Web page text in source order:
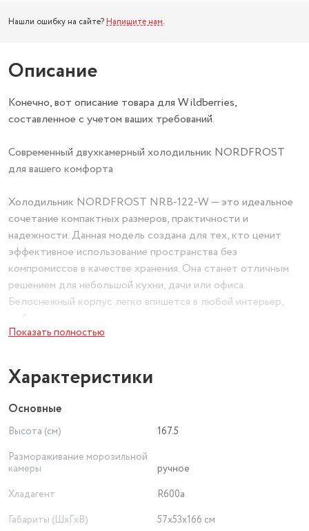
Нашли ошибку на сайте? Напишите нам.
Описание
Конечно, вот описание товара для Wildberries,
составленное с учетом ваших требований.
Современный двухкамерный холодильник NORDFROST
для вашего комфорта
Холодильник NORDFROST NRB-122-W — это идеальное
сочетание компактных размеров, практичности и
надежности. Данная модель создана для тех, кто ценит
эффективное использование пространства без
компромиссов в качестве хранения. Она станет отличным
решением для небольшой кухни, дачи или офиса.
Белоснежный корпус легко впишется в любой интерьер,
добавляя ему ощущение свежести и чистоты.
Двухкамерная конструкция с отдельными дверцами для
холодильного и морозильного отделений
Энергоэффективность класса А что обеспечивает низкое
потребление электроэнергии
удобна и проста в обслуживании
Показать полностью
Характеристики
Основные
Высота (см)
167.5
Размораживание морозильной
камеры
ручное
Хладагент
R600a
Габариты (ШxГxВ)
57х53х166 см